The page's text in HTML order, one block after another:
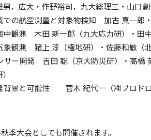
・作野裕司，九大総理工・山口創
での航空測量と対象物検知 加古 真一郎
中観測 木田 新一郎（九大応力研）・田
象観測 猪上 淳（極地研）・佐藤和敏（北
サー開発 吉田 聡（京大防災研）・高
背景と可能性 菅木 紀代一（㈱プロドロ
季大会としても開催されます。